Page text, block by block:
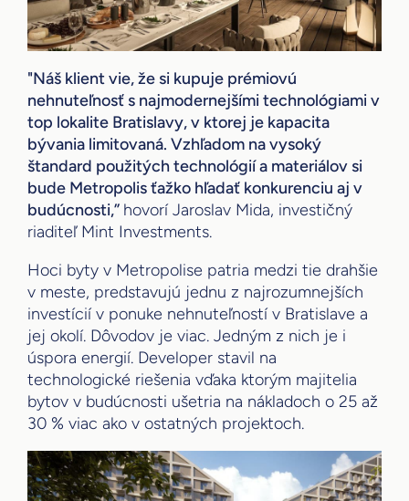
"Náš klient vie, že si kupuje prémiovú
nehnuteľnosť s najmodernejšími technológiami v
top lokalite Bratislavy, v ktorej je kapacita
bývania limitovaná. Vzhľadom na vysoký
štandard použitých technológií a materiálov si
bude Metropolis ťažko hľadať konkurenciu aj v
budúcnosti,” hovorí Jaroslav Mida, investičný
riaditeľ Mint Investments.
Hoci byty v Metropolise patria medzi tie drahšie
v meste, predstavujú jednu z najrozumnejších
investícií v ponuke nehnuteľností v Bratislave a
jej okolí. Dôvodov je viac. Jedným z nich je i
úspora energií. Developer stavil na
technologické riešenia vďaka ktorým majitelia
bytov v budúcnosti ušetria na nákladoch o 25 až
30 % viac ako v ostatných projektoch.